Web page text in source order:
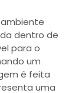
dentro de
para o
um
é feita
uma